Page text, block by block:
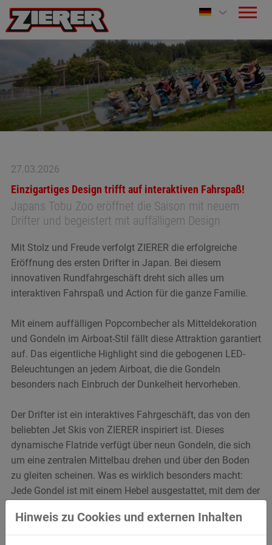
27.03.2026
Einzigartiges Design trifft auf interaktiven Fahrspaß!
Japans Tobu Zoo eröffnet die Saison mit neuem
Drifter und begeistert mit auffälligem Design
Mit Stolz und Freude verfolgt ZIERER die erfolgreiche
Eröffnung des ersten Drifter in Japan. Bei diesem
innovativen Rundfahrgeschäft dreht sich alles um
interaktiven Fahrspaß und Action für die ganze Familie.
Mit einem auffälligen Popcornbecher als Mitteldekoration
und Gondeln im Airboat-Stil fällt diese Attraktion garantiert
auf. Das eigentliche Highlight sind die gebogenen LED-
Beleuchtungen an jedem Airboat, die die Gondeln
besonders nach Einbruch der Dunkelheit hervorheben.
Der Drifter ist ein interaktives Fahrgeschäft, das von den
beliebten Jet Skis von ZIERER inspiriert ist. Dieses
dynamische Flatride verfügt über neun Gondeln, die sich
um eine zentralen Mittelbau drehen und über den Boden
zu gleiten scheinen. Was es wirklich besonders macht:
Jede Gondel ist mit einem Hebel ausgestattet, mit dem der
In ihrer Standardposition folgt die Gondel einer festen
Hinweis zu Cookies und externen Inhalten